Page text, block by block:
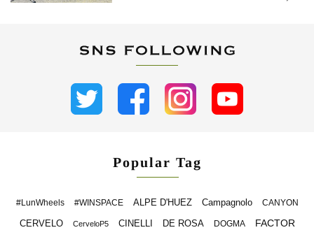
Popular Tag
#LunWheels #WINSPACE ALPE D'HUEZ Campagnolo CANYON
CERVELO CerveloP5 CINELLI DE ROSA DOGMA FACTOR